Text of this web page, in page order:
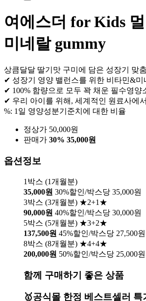
여에스더 for Kids
미네랄 gummy
상큼달달 딸기맛 구미에 담은 성장기 맞
✔ 성장기 영양 밸런스를 위한 비타민&미
✔ 100% 함량으로 모두 꽉 채운 필수영양
✔ 우리 아이를 위해, 세계적인 원료사에
%: 1일 영양성분기준치에 대한 비율
정상가 50,000원
판매가 30% 35,000원
옵션정보
1박스 (1개월분)
35,000원 30%할인/박스당 35,000원
3박스 (3개월분) ★2+1★
90,000원 40%할인/박스당 30,000원
5박스 (5개월분) ★3+2★
137,500원 45%할인/박스당 27,500원
8박스 (8개월분) ★4+4★
200,000원 50%할인/박스당 25,000원
함께 구매하기 좋은 상품
🥇공식몰 한정 베스트셀러 특